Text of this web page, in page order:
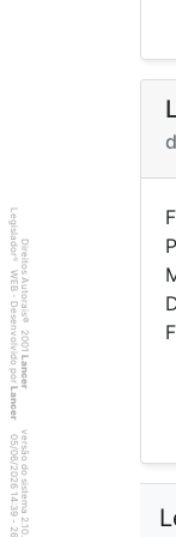
Direitos Autorais
©
2001
Lancer
Legislador
®
WEB - Desenvolvido por
Lancer
versão do sistema 2.10.20
6
8
-
4
:3
9
0
5
/
0
6
/
2
0
2
6